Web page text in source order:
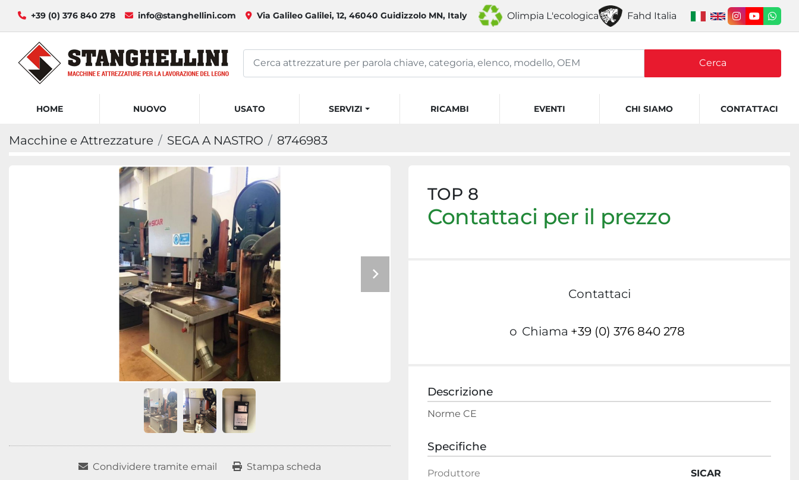
+39 (0) 376 840 278 info@stanghellini.com Via Galileo Galilei, 12, 46040 Guidizzolo MN, Italy Olimpia L'ecologica Fahd Italia
instagram
youtube
Cerca
HOME EVENTI
NUOVO USATO SERVIZI RICAMBI CHI SIAMO CONTATTACI
Macchine e Attrezzature SEGA A NASTRO 8746983
Condividere tramite email Stampa scheda
TOP 8
Contattaci per il prezzo
Contattaci
o Chiama +39 (0) 376 840 278
Descrizione
Norme CE
Specifiche
Produttore SICAR